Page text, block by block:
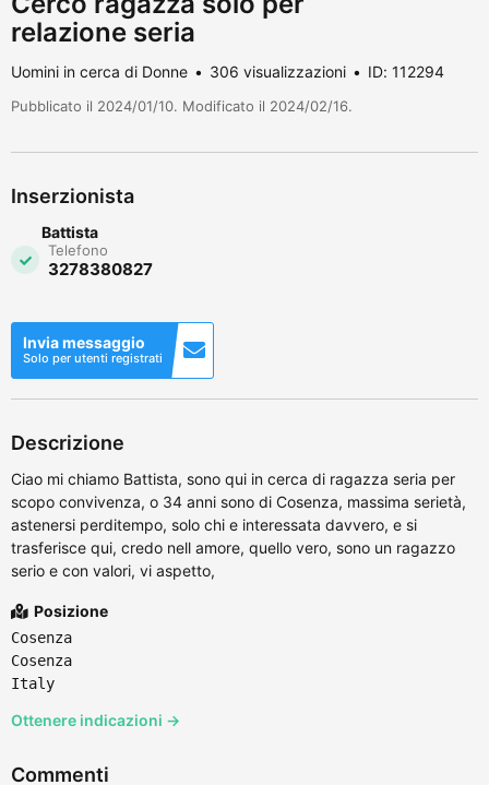
relazione seria
Uomini in cerca di Donne 306 visualizzazioni ID: 112294
Pubblicato il 2024/01/10. Modificato il 2024/02/16.
Inserzionista
Battista
Telefono
3278380827
Invia messaggio
Solo per utenti registrati
Descrizione
Ciao mi chiamo Battista, sono qui in cerca di ragazza seria per
scopo convivenza, o 34 anni sono di Cosenza, massima serietà,
astenersi perditempo, solo chi e interessata davvero, e si
trasferisce qui, credo nell amore, quello vero, sono un ragazzo
serio e con valori, vi aspetto,
Posizione
Cosenza
Cosenza
Italy
Ottenere indicazioni →
Commenti